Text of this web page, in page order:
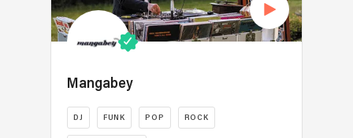
bords
avec
une
jazzy/electro/lounge.
ambiance
suave
Mangabey
DJ FUNK POP ROCK